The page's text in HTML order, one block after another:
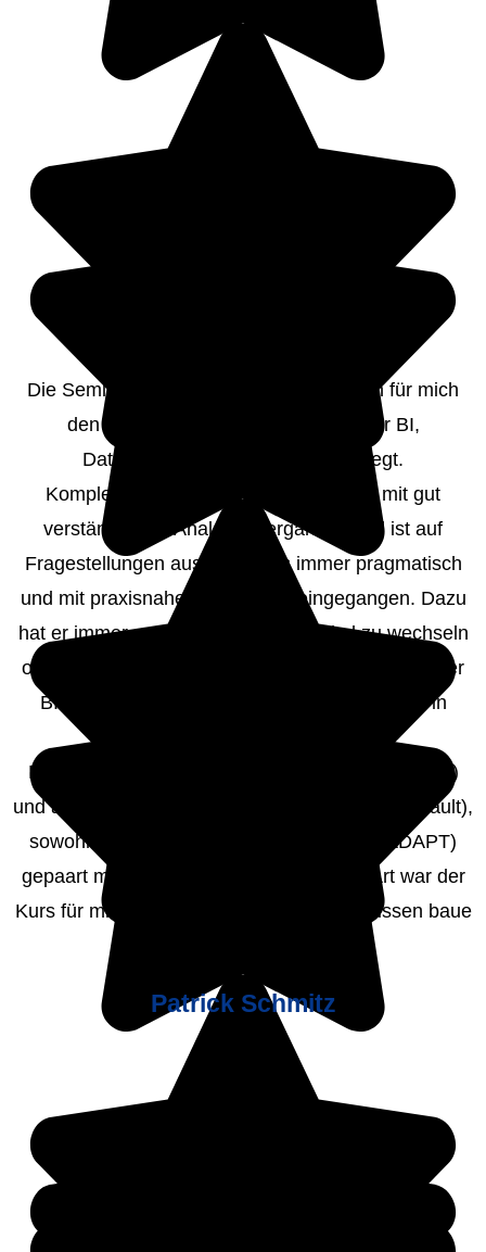
Die Seminare bei Herrn Dr. Hahne haben für mich
den Grundstein über mein Wissen für BI,
Datawarehouse und Analytics gelegt.
Komplexe Zusammenhänge konnte er mit gut
verständlichen Analogien ergänzen und ist auf
Fragestellungen aus dem Kurs immer pragmatisch
und mit praxisnahen Beispielen eingegangen. Dazu
hat er immer ermuntert den Blickwinkel zu wechseln
oder die Frage einmal anders zu stellen, was in der
BI eine wesentliche Kompetenz darstellt sich in
verschiedene Rollen reinzudenken.
Durch sein Wissen aus der “SAP-Welt” (SAP BW)
und auch den klassischen DWH (Kimball, DataVault),
sowohl technisch und konzeptionell (z.B. ADAPT)
gepaart mit seiner offenen, freundlichen Art war der
Kurs für mich sehr hilfreich: Auf diesem Wissen baue
Patrick Schmitz